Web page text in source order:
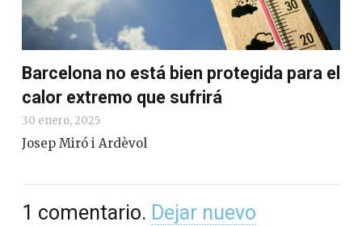
Barcelona no está bien protegida para el
calor extremo que sufrirá
30 enero, 2025
Josep Miró i Ardèvol
1 comentario. Dejar nuevo